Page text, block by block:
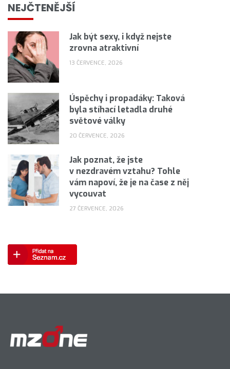
NEJČTENĚJŠÍ
Jak být sexy, i když nejste
zrovna atraktivní
13 ČERVENCE, 2026
Úspěchy i propadáky: Taková
byla stíhací letadla druhé
světové války
20 ČERVENCE, 2026
Jak poznat, že jste
v nezdravém vztahu? Tohle
vám napoví, že je na čase z něj
vycouvat
27 ČERVENCE, 2026